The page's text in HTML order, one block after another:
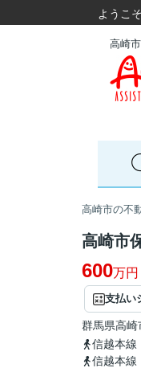
ようこそ
高崎
高崎市の不
高崎市
600万円
支払い
群馬県高崎
信越本線
信越本線